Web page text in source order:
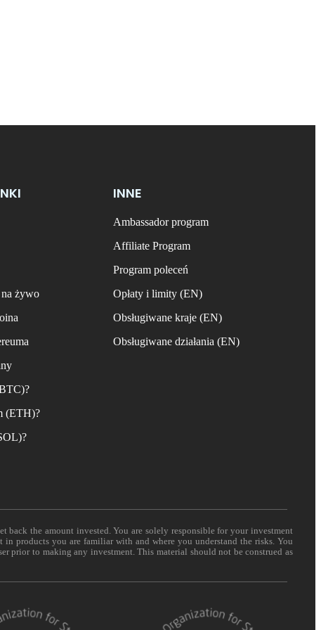
żywo
(ETH)?
INNE
Ambassador program
Affiliate Program
Program poleceń
Opłaty i limity (EN)
Obsługiwane kraje (EN)
Obsługiwane działania (EN)
the amount invested. You are solely responsible for your investment
products you are familiar with and where you understand the risks. You
prior to making any investment. This material should not be construed as